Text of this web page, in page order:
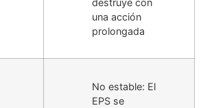
una acción
prolongada
No estable: El
EPS se